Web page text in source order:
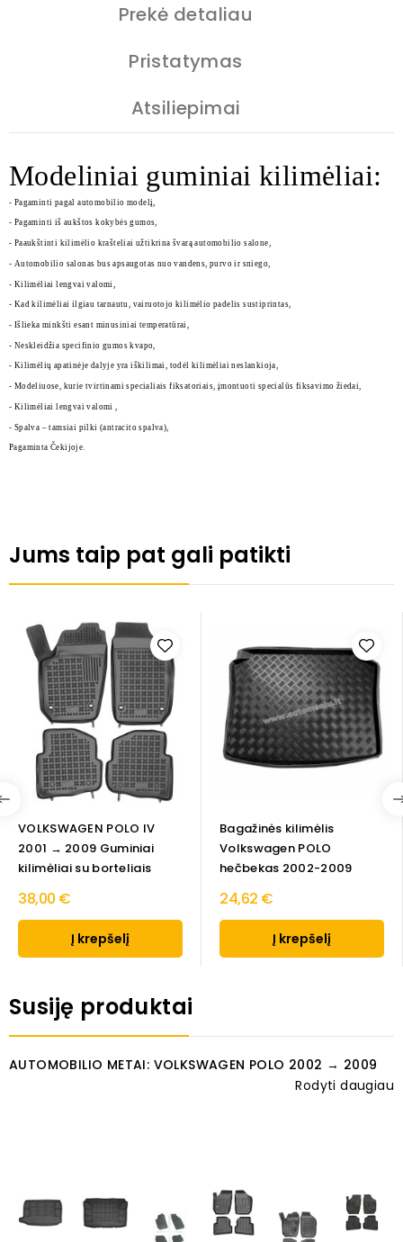
Prekė detaliau
Pristatymas
Atsiliepimai
Modeliniai guminiai kilimėliai:
- Pagaminti pagal automobilio modelį,
- Pagaminti iš aukštos kokybės gumos,
- Paaukštinti kilimėlio krašteliai užtikrina švarą automobilio salone,
- Automobilio salonas bus apsaugotas nuo vandens, purvo ir sniego,
- Kilimėliai lengvai valomi,
- Kad kilimėliai ilgiau tarnautu, vairuotojo kilimėlio padelis sustiprintas,
- Išlieka minkšti esant minusiniai temperatūrai,
- Neskleidžia specifinio gumos kvapo,
- Kilimėlių apatinėje dalyje yra iškilimai, todėl kilimėliai neslankioja,
- Modeliuose, kurie tvirtinami specialiais fiksatoriais, įmontuoti specialūs fiksavimo žiedai,
- Kilimėliai lengvai valomi ,
- Spalva – tamsiai pilki (antracito spalva),
Pagaminta Čekijoje.
Jums taip pat gali patikti
VOLKSWAGEN POLO IV
2001 → 2009 Guminiai
kilimėliai su borteliais
38,00 €
Į krepšelį
Bagažinės kilimėlis
Volkswagen POLO
hečbekas 2002-2009
24,62 €
Į krepšelį
Susiję produktai
AUTOMOBILIO METAI: VOLKSWAGEN POLO 2002 → 2009
Rodyti daugiau